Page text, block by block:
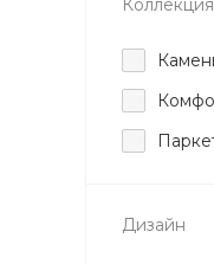
Коллекция
Дизайн